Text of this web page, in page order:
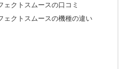
ェクトスムースの口コミ
ェクトスムースの機種の違い